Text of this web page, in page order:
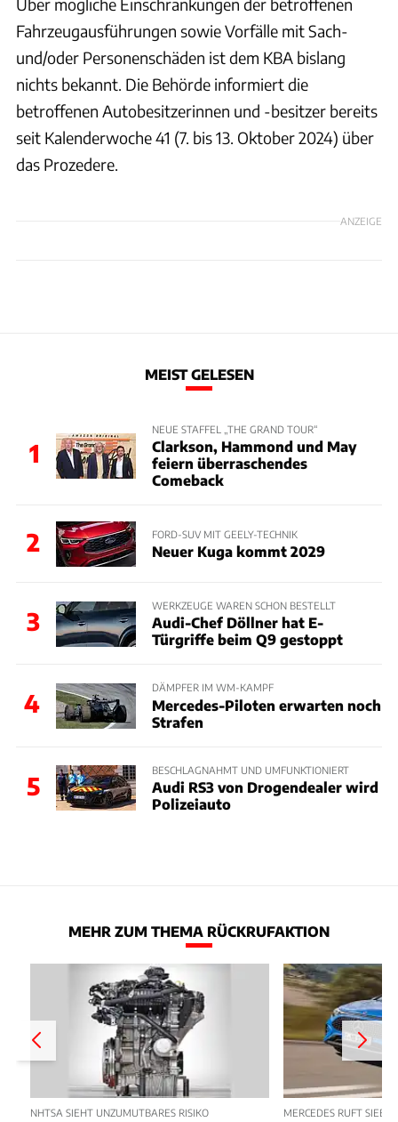
Über mögliche Einschränkungen der betroffenen
Fahrzeugausführungen sowie Vorfälle mit Sach-
und/oder Personenschäden ist dem KBA bislang
nichts bekannt. Die Behörde informiert die
betroffenen Autobesitzerinnen und -besitzer bereits
seit Kalenderwoche 41 (7. bis 13. Oktober 2024) über
das Prozedere.
ANZEIGE
MEIST GELESEN
1
NEUE STAFFEL „THE GRAND TOUR“
Clarkson, Hammond und May
feiern überraschendes
Comeback
2 FORD-SUV MIT GEELY-TECHNIK
Neuer Kuga kommt 2029
3
WERKZEUGE WAREN SCHON BESTELLT
Audi-Chef Döllner hat E-
Türgriffe beim Q9 gestoppt
4
DÄMPFER IM WM-KAMPF
Mercedes-Piloten erwarten noch
Strafen
5
BESCHLAGNAHMT UND UMFUNKTIONIERT
Audi RS3 von Drogendealer wird
Polizeiauto
MEHR ZUM THEMA RÜCKRUFAKTION
NHTSA SIEHT UNZUMUTBARES RISIKO MERCEDES RUFT